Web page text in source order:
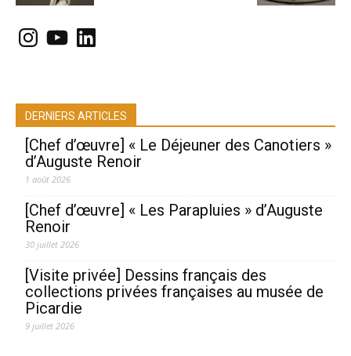
Instagram
YouTubeLinkedIn
DERNIERS ARTICLES
[Chef d’œuvre] « Le Déjeuner des Canotiers »
d’Auguste Renoir
1 août 2026
[Chef d’œuvre] « Les Parapluies » d’Auguste
Renoir
30 juillet 2026
[Visite privée] Dessins français des
collections privées françaises au musée de
Picardie
9 juillet 2026